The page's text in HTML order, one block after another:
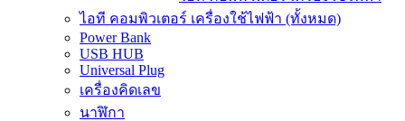
ไอที คอมพิวเตอร์ เครื่องใช้ไฟฟ้า (ทั้งหมด)
Power Bank
USB HUB
Universal Plug
เครื่องคิดเลข
นาฬิกา